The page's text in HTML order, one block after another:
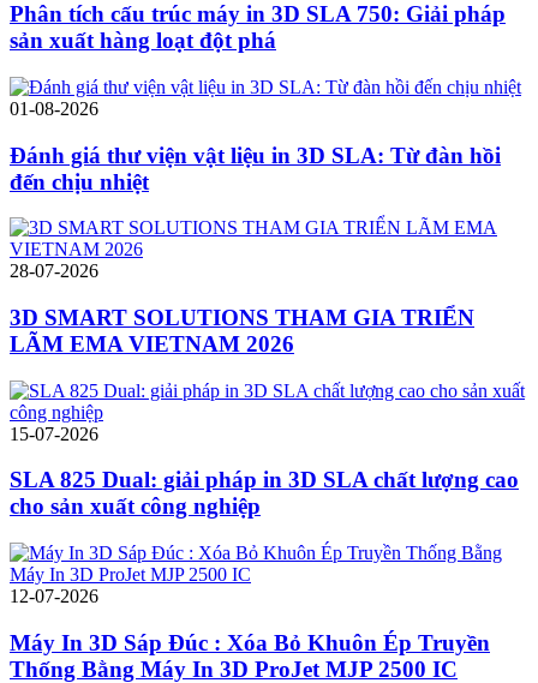
Phân tích cấu trúc máy in 3D SLA 750: Giải pháp
sản xuất hàng loạt đột phá
01-08-2026
Đánh giá thư viện vật liệu in 3D SLA: Từ đàn hồi
đến chịu nhiệt
28-07-2026
3D SMART SOLUTIONS THAM GIA TRIỂN
LÃM EMA VIETNAM 2026
15-07-2026
SLA 825 Dual: giải pháp in 3D SLA chất lượng cao
cho sản xuất công nghiệp
12-07-2026
Máy In 3D Sáp Đúc : Xóa Bỏ Khuôn Ép Truyền
Thống Bằng Máy In 3D ProJet MJP 2500 IC